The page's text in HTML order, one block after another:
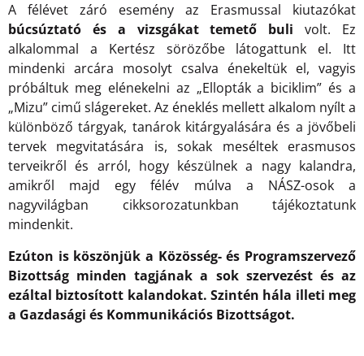
A félévet záró esemény az Erasmussal kiutazókat
búcsúztató és a vizsgákat temető bulivolt. Ez
alkalommal a Kertész sörözőbe látogattunk el. Itt
mindenki arcára mosolyt csalva énekeltük el, vagyis
próbáltuk meg elénekelni az „Ellopták a biciklim” és a
„Mizu” cimű slágereket. Az éneklés mellett alkalom nyílt a
különböző tárgyak, tanárok kitárgyalására és a jövőbeli
tervek megvitatására is, sokak meséltek erasmusos
terveikről és arról, hogy készülnek a nagy kalandra,
amikről majd egy félév múlva a NÁSZ-osok a
nagyvilágban cikksorozatunkban tájékoztatunk
mindenkit.
Ezúton is köszönjük a Közösség- és Programszervező
Bizottság minden tagjának a sok szervezést és az
ezáltal biztosított kalandokat. Szintén hála illeti meg
a Gazdasági és Kommunikációs Bizottságot.